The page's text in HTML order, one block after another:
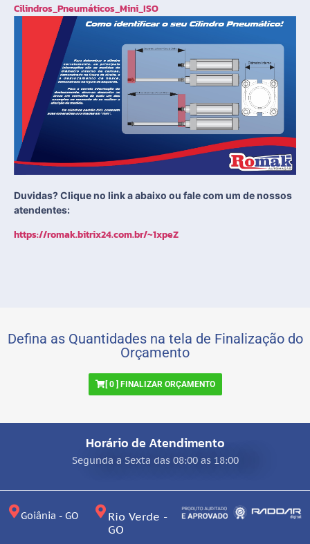
Cilindros_Pneumáticos_Mini_ISO
Duvidas? Clique no link a abaixo ou fale com um de nossos
atendentes:
https://romak.bitrix24.com.br/~1xpeZ
Defina as Quantidades na tela de Finalização do
Orçamento
[ 0] FINALIZAR ORÇAMENTO
Horário de Atendimento
Segunda a Sexta das 08:00 as 18:00
Goiânia - GO
Rio Verde -
GO